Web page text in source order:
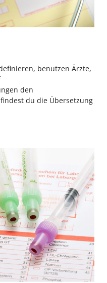
benutzen Ärzte,
den
du die Übersetzung